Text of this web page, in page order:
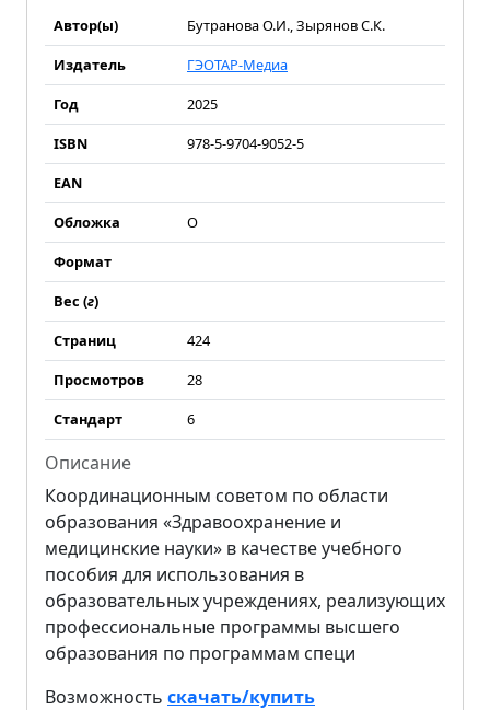
Автор(ы)
Бутранова О.И., Зырянов С.К.
Издатель
ГЭОТАР-Медиа
Год
2025
ISBN
978-5-9704-9052-5
EAN
Обложка
О
Формат
Вес (г)
Страниц
424
Просмотров
28
Стандарт
6
Описание
Координационным советом по области
образования «Здравоохранение и
медицинские науки» в качестве учебного
пособия для использования в
образовательных учреждениях, реализующих
профессиональные программы высшего
образования по программам специ
Возможность скачать/купить